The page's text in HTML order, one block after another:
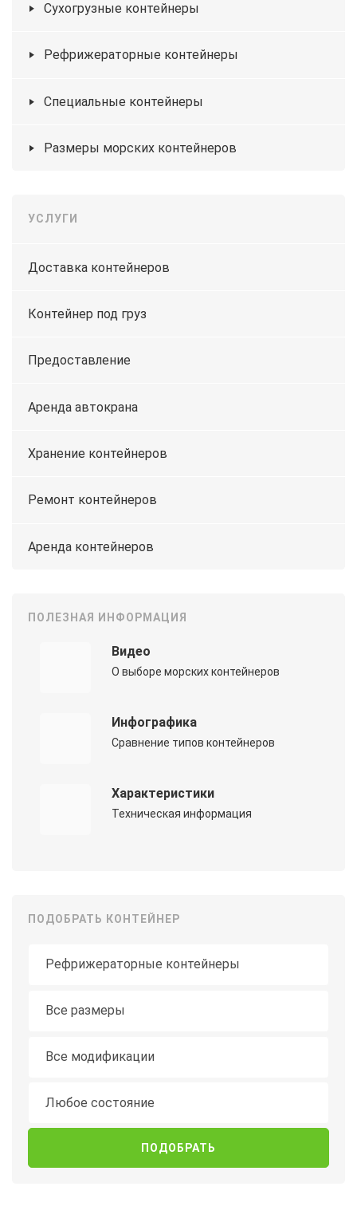
Сухогрузные контейнеры
Рефрижераторные контейнеры
Специальные контейнеры
Размеры морских контейнеров
УСЛУГИ
Доставка контейнеров
Контейнер под груз
Предоставление
Аренда автокрана
Хранение контейнеров
Ремонт контейнеров
Аренда контейнеров
ПОЛЕЗНАЯ ИНФОРМАЦИЯ
Видео
О выборе морских контейнеров
Инфографика
Сравнение типов контейнеров
Характеристики
Техническая информация
ПОДОБРАТЬ КОНТЕЙНЕР
Все размеры
Все модификации
Любое состояние